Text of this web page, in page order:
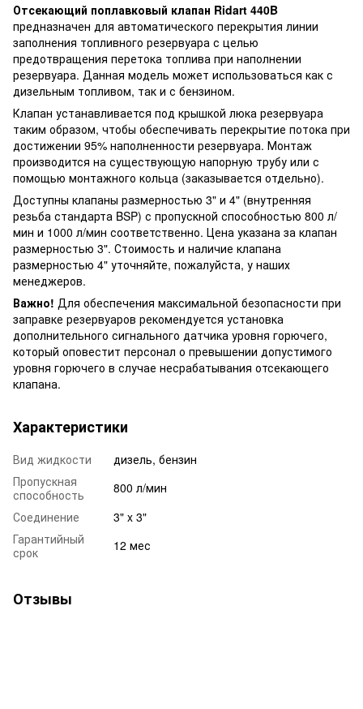
Отсекающий поплавковый клапан Ridart 440B
предназначен для автоматического перекрытия линии
заполнения топливного резервуара с целью
предотвращения перетока топлива при наполнении
резервуара. Данная модель может использоваться как с
дизельным топливом, так и с бензином.
Клапан устанавливается под крышкой люка резервуара
таким образом, чтобы обеспечивать перекрытие потока при
достижении 95% наполненности резервуара. Монтаж
производится на существующую напорную трубу или с
помощью монтажного кольца (заказывается отдельно).
Доступны клапаны размерностью 3" и 4" (внутренняя
резьба стандарта BSP) с пропускной способностью 800 л/
мин и 1000 л/мин соответственно. Цена указана за клапан
размерностью 3". Стоимость и наличие клапана
размерностью 4" уточняйте, пожалуйста, у наших
менеджеров.
Важно! Для обеспечения максимальной безопасности при
заправке резервуаров рекомендуется установка
дополнительного сигнального датчика уровня горючего,
который оповестит персонал о превышении допустимого
уровня горючего в случае несрабатывания отсекающего
клапана.
Характеристики
Вид жидкости
дизель, бензин
Пропускная
способность
800 л/мин
Соединение
3" x 3"
Гарантийный
срок
12 мес
Отзывы